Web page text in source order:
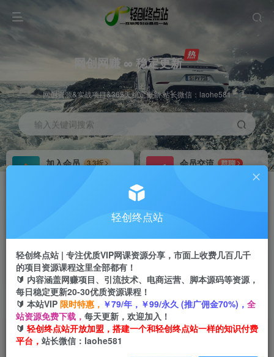
网创网赚 ∞ 稳定更新
网创资源&实战项目&365天稳定更新 站长微信：laohe581
输入关键词搜索
加入会员
3.3折
会员交流
群聊
首页 创业课程 会员专属 正文
（6485期）2023流量 爆锤法，小餐饮做大进修
课，一年1000家店亲身案例大公开
轻创终点站
轻创终点站 | 专注优质VIP网课资源分享，市面上收费几百几千
的项目资源课程这里全部都有！
🔰 内容涵盖网赚项目、引流技术、电商运营、脚本源码等资源，
每日稳定更新20-30优质资源课程！
🔰 本站VIP 限时特惠， ￥79/年，￥99/永久 (推广佣金70%)， 全
站资源免费下载， 每天更新，欢迎加入！
🔰 轻创终点站开放加盟，搭建一个和轻创终点站一样的知识付费
平台， 站长微信：laohe581